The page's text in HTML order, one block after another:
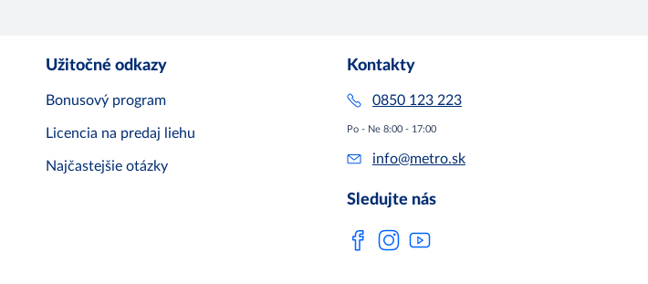
Užitočné odkazy
Bonusový program
Licencia na predaj liehu
Najčastejšie otázky
Kontakty
0850 123 223
Po - Ne 8:00 - 17:00
info@metro.sk
Sledujte nás